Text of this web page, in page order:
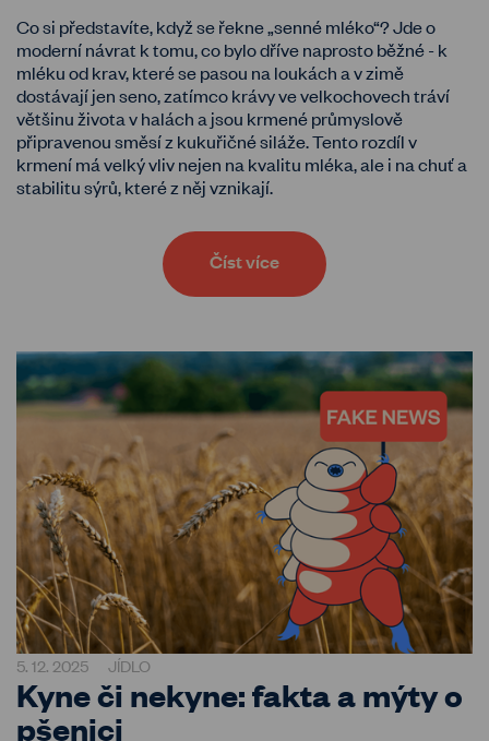
Co si představíte, když se řekne „senné mléko“? Jde o
moderní návrat k tomu, co bylo dříve naprosto běžné - k
mléku od krav, které se pasou na loukách a v zimě
dostávají jen seno, zatímco krávy ve velkochovech tráví
většinu života v halách a jsou krmené průmyslově
připravenou směsí z kukuřičné siláže. Tento rozdíl v
krmení má velký vliv nejen na kvalitu mléka, ale i na chuť a
stabilitu sýrů, které z něj vznikají.
Číst více
5. 12. 2025 JÍDLO
Kyne či nekyne: fakta a mýty o
pšenici